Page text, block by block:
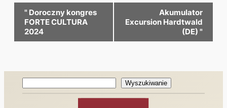
Wydarzenie
Nawigacja
" Doroczny kongres
FORTE CULTURA
2024
Akumulator
Excursion Hardtwald
(DE) "
Wyszukiwanie